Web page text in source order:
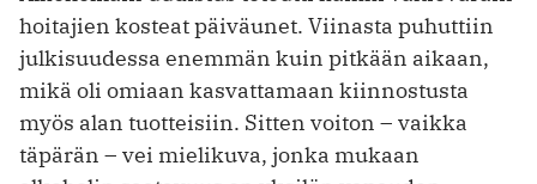
hoitajien kosteat päiväunet. Viinasta puhuttiin
julkisuudessa enemmän kuin pitkään aikaan,
mikä oli omiaan kasvattamaan kiinnostusta
myös alan tuotteisiin. Sitten voiton – vaikka
täpärän – vei mielikuva, jonka mukaan